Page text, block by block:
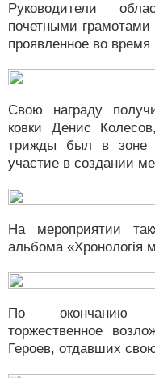
Руководители
почетными грамотами
проявленное во
Свою награду
ковки Денис
трижды был в зоне
участие в создании
На мероприятии
aльбoма «Xpoнoлoгія
По окончанию
торжественное
Героев, отдавших